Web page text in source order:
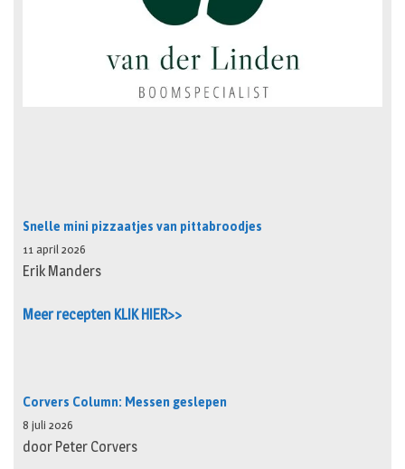
Snelle mini pizzaatjes van pittabroodjes
11 april 2026
Erik Manders
Meer recepten KLIK HIER>>
Corvers Column: Messen geslepen
8 juli 2026
door Peter Corvers